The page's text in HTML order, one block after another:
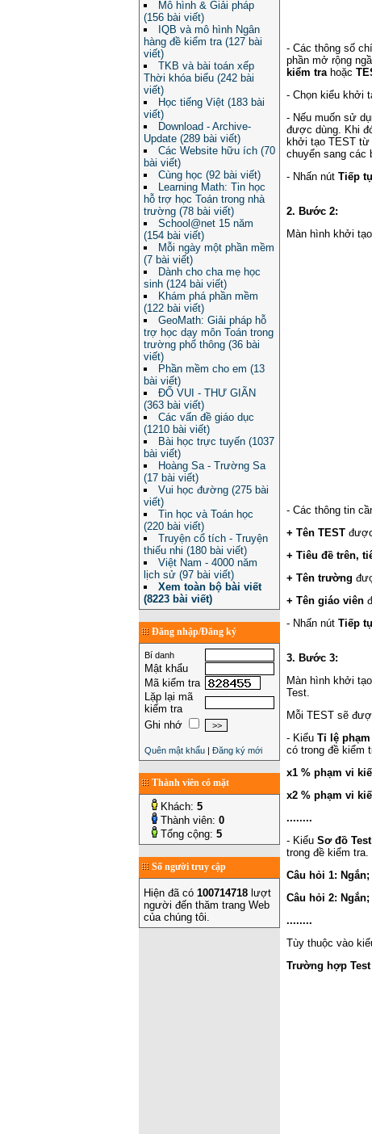
Mô hình & Giải pháp
(156 bài viết)
IQB và mô hình Ngân
hàng đề kiểm tra (127 bài
viết)
TKB và bài toán xếp
Thời khóa biểu (242 bài
viết)
Học tiếng Việt (183 bài
viết)
Download - Archive-
Update (289 bài viết)
Các Website hữu ích (70
bài viết)
Cùng học (92 bài viết)
Learning Math: Tin học
hỗ trợ học Toán trong nhà
trường (78 bài viết)
School@net 15 năm
(154 bài viết)
Mỗi ngày một phần mềm
(7 bài viết)
Dành cho cha mẹ học
sinh (124 bài viết)
Khám phá phần mềm
(122 bài viết)
GeoMath: Giải pháp hỗ
trợ học dạy môn Toán trong
trường phổ thông (36 bài
viết)
Phần mềm cho em (13
bài viết)
ĐỐ VUI - THƯ GIÃN
(363 bài viết)
Các vấn đề giáo dục
(1210 bài viết)
Bài học trực tuyến (1037
bài viết)
Hoàng Sa - Trường Sa
(17 bài viết)
Vui học đường (275 bài
viết)
Tin học và Toán học
(220 bài viết)
Truyện cổ tích - Truyện
thiếu nhi (180 bài viết)
Việt Nam - 4000 năm
lịch sử (97 bài viết)
Xem toàn bộ bài viết
(8223 bài viết)
Đăng nhập/Đăng ký
Bí danh
Mật khẩu
Mã kiểm tra
Lặp lại mã
kiểm tra
Ghi nhớ
Quên mật khẩu | Đăng ký mới
Thành viên có mặt
Khách: 5
Thành viên: 0
Tổng cộng: 5
Số người truy cập
Hiện đã có 100714718 lượt
người đến thăm trang Web
của chúng tôi.
- Các thông số
phần mở rộng
kiểm trahoặc
- Chọn kiểu khởi
- Nếu muốn sử
được dùng. Khi
khởi tạo TEST
chuyển sang
- Nhấn nút Tiếp
2. Bước 2:
Màn hình khởi tạo
- Các thông tin
+ Tên TEST
+ Tiêu đề trên,
+ Tên trường
+ Tên giáo viên
- Nhấn nút Tiếp
3. Bước 3:
Màn hình khởi tạo
Test.
Mỗi TEST sẽ
- Kiểu Tỉ lệ
có trong đề kiểm
x1 % phạm vi
x2 % phạm vi
........
- Kiểu Sơ đồ Test
trong đề kiểm
Câu hỏi 1:
Câu hỏi 2:
........
Tùy thuộc vào
Trường hợp